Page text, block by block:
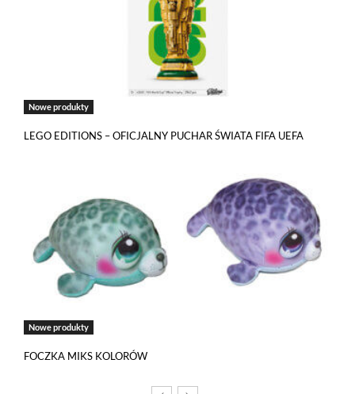
Nowe produkty
LEGO EDITIONS – OFICJALNY PUCHAR ŚWIATA FIFA UEFA
Nowe produkty
FOCZKA MIKS KOLORÓW
Jeżeli tutaj zaglądasz, to znak, że cenisz swoją prywatność.
Wychodząc naprzeciw Twoim oczekiwaniom, na tej stronie został
wdrożony mechanizm, który pozwala Ci kontrolować
wykorzystywanie plików cookies oraz innych technologii